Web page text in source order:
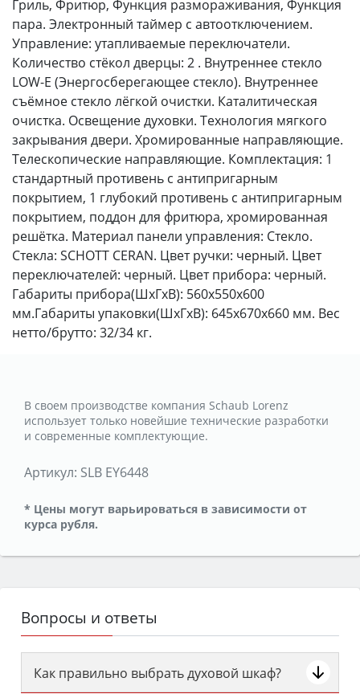
Гриль, Фритюр, Функция размораживания, Функция
пара. Электронный таймер с автоотключением.
Управление: утапливаемые переключатели.
Количество стёкол дверцы: 2 . Внутреннее стекло
LOW-E (Энергосберегающее стекло). Внутреннее
съёмное стекло лёгкой очистки. Каталитическая
очистка. Освещение духовки. Технология мягкого
закрывания двери. Хромированные направляющие.
Телескопические направляющие. Комплектация: 1
стандартный противень с антипригарным
покрытием, 1 глубокий противень с антипригарным
покрытием, поддон для фритюра, хромированная
решётка. Материал панели управления: Стекло.
Стекла: SCHOTT CERAN. Цвет ручки: черный. Цвет
переключателей: черный. Цвет прибора: черный.
Габариты прибора(ШхГхВ): 560x550x600
мм.Габариты упаковки(ШхГхВ): 645x670x660 мм. Вес
нетто/брутто: 32/34 кг.
В своем производстве компания Schaub Lorenz
использует только новейшие технические разработки
и современные комплектующие.
Артикул: SLB EY6448
* Цены могут варьироваться в зависимости от
курса рубля.
Вопросы и ответы
Как правильно выбрать духовой шкаф?